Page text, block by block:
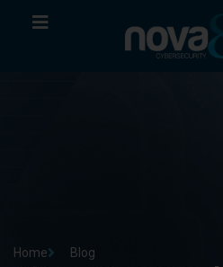
Home Blog